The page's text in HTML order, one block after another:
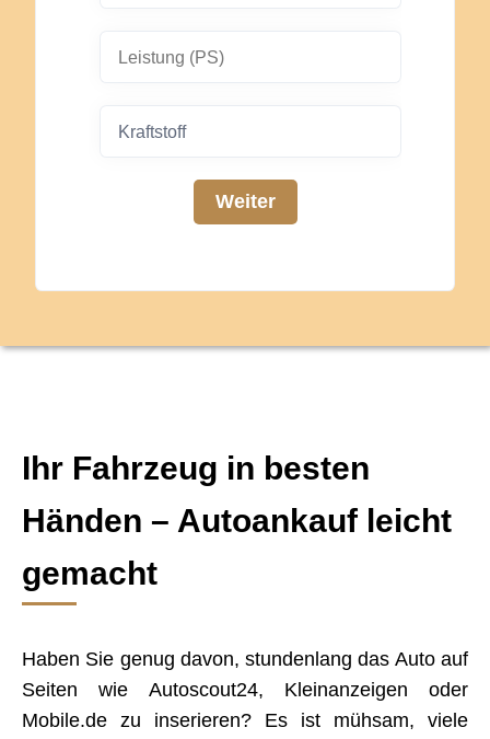
Weiter
Ihr Fahrzeug in besten
Händen – Autoankauf leicht
gemacht
Haben Sie genug davon, stundenlang das Auto auf
Seiten wie Autoscout24, Kleinanzeigen oder
Mobile.de zu inserieren? Es ist mühsam, viele